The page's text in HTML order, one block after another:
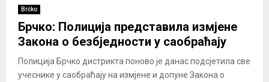
Brčko
Брчко: Полиција представила измјене
Закона о безбједности у саобраћају
Полиција Брчко дистрикта поново је данас подсјетила све
учеснике у саобраћају на измјене и допуне Закона о